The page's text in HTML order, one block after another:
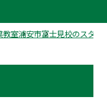
教室浦安市富士見校のスタッ